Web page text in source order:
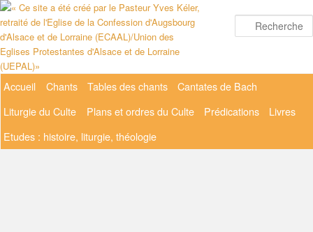
Aller
au
contenu
principal
Menu
Accueil Chants Tables des chants
Cantates de Bach
Liturgie du Culte
Plans et ordres du Culte Prédications
Livres
Etudes : histoire, liturgie, théologie